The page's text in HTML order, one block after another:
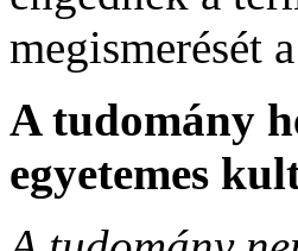
megismerését
A tudomány
egyetemes